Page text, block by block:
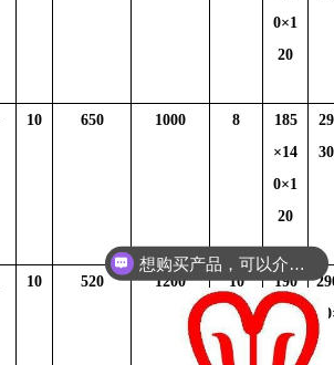
0×1
20
10 650 1000 8
185
×14
0×1
20
10 520 1200 10
190
×14
0×1
5